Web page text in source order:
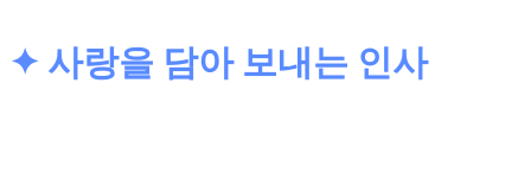
✦ 사랑을 담아 보내는 인사